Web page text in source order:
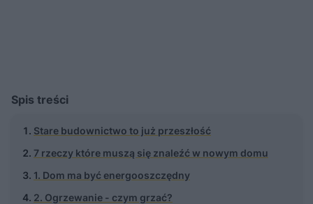
Spis treści
Stare budownictwo to już przeszłość
7 rzeczy które muszą się znaleźć w nowym domu
1. Dom ma być energooszczędny
2. Ogrzewanie - czym grzać?